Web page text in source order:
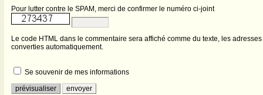
Pour lutter contre le SPAM, merci de confirmer le numéro ci-joint
Le code HTML dans le commentaire sera affiché comme du texte, les
converties automatiquement.
Se souvenir de mes informations